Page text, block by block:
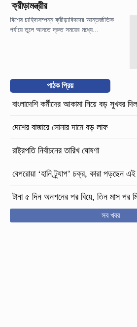
ক্রীড়ামন্ত্রীর
বিশেষ চাহিদাসম্পন্ন ক্রীড়াবিদদের আন্তর্জাতিক
পর্যায়ে তুলে আনতে দ্রুত সময়ের মধ্যে...
পাঠক প্রিয়
বাংলাদেশি কর্মীদের আকামা নিয়ে বড় সুখবর
দেশের বাজারে সোনার দামে বড় লাফ
রাষ্ট্রপতি নির্বাচনের তারিখ ঘোষণা
বেপরোয়া ‘হানি ট্র্যাপ’ চক্র, কারা পড়ছেন
টানা ৫ দিন অনশনের পর বিয়ে, তিন মাস পর
সব খবর